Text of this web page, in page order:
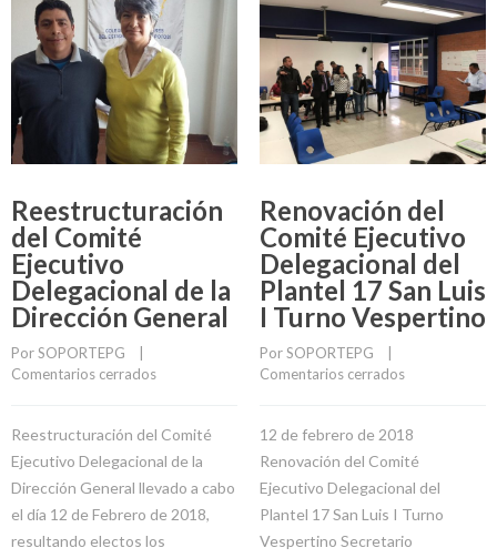
Reestructuración
del Comité
Ejecutivo
Delegacional de la
Dirección General
Por SOPORTEPG
Comentarios cerrados
Reestructuración del Comité
Ejecutivo Delegacional de la
Dirección General llevado a cabo
el día 12 de Febrero de 2018,
resultando electos los
Renovación del
Comité Ejecutivo
Delegacional del
Plantel 17 San Luis
I Turno Vespertino
Por SOPORTEPG
Comentarios cerrados
12 de febrero de 2018
Renovación del Comité
Ejecutivo Delegacional del
Plantel 17 San Luis I Turno
Vespertino Secretario